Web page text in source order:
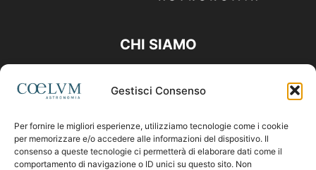
Gestisci Consenso
Per fornire le migliori esperienze, utilizziamo tecnologie come i cookie
per memorizzare e/o accedere alle informazioni del dispositivo. Il
consenso a queste tecnologie ci permetterà di elaborare dati come il
comportamento di navigazione o ID unici su questo sito. Non
CHI SIAMO
Contattaci:coelumastro@coelum.com
SEGUICI